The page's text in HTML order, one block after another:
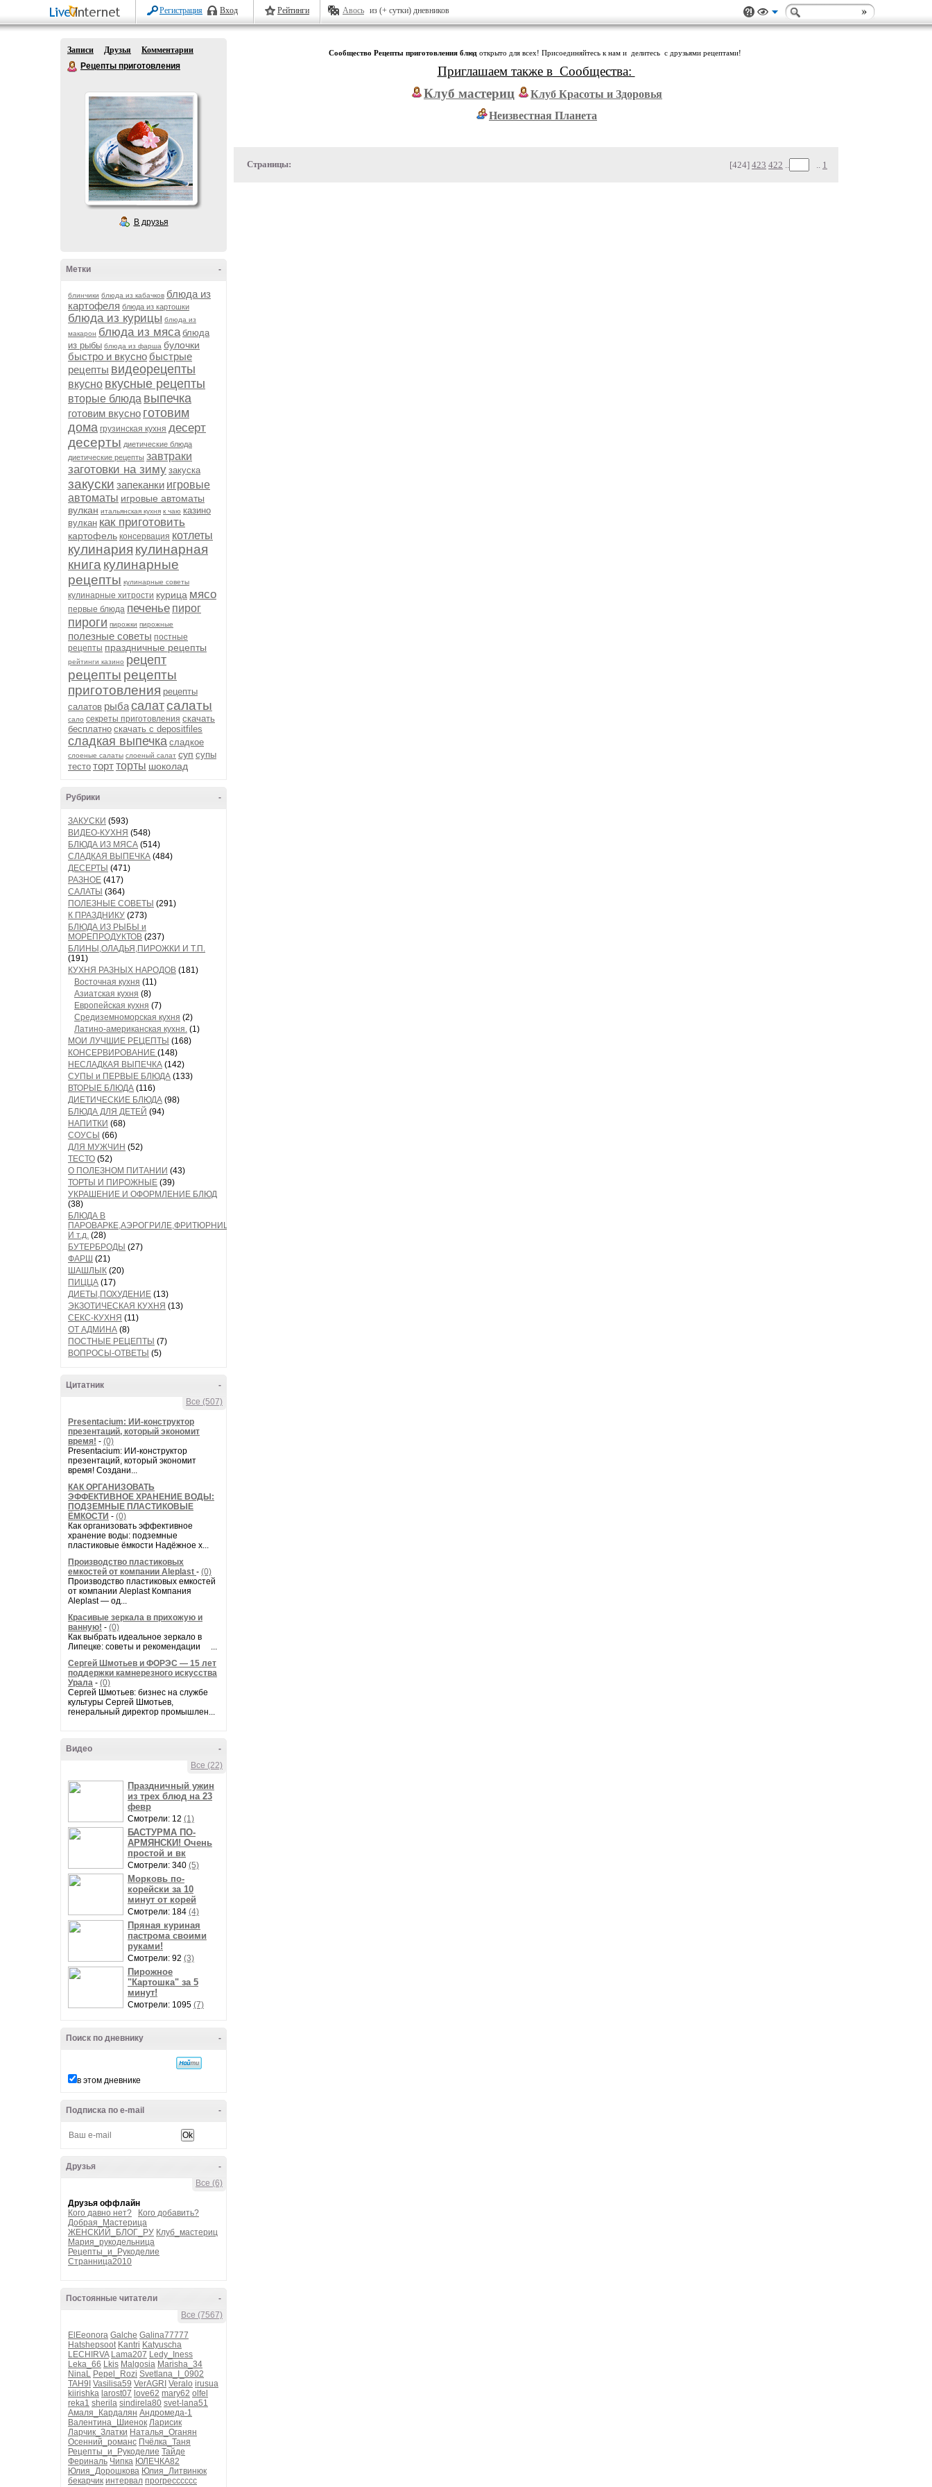
Регистрация Вход Рейтинги Авось из (+ сутки) дневников
Записи Друзья
Комментарии
Рецепты приготовления
В друзья
-
Метки
блинчики блюда из кабачков блюда из
картофеля блюда из картошки
блюда из курицы блюда из
макарон блюда из мяса блюда
из рыбы блюда из фарша булочки
быстро и вкусно быстрые
рецепты видеорецепты
вкусно вкусные рецепты
вторые блюда выпечка
готовим вкусно готовим
дома грузинская кухня десерт
десерты диетические блюда
диетические рецепты завтраки
заготовки на зиму закуска
закуски запеканки игровые
автоматы игровые автоматы
вулкан итальянская кухня к чаю казино
вулкан как приготовить
картофель консервация котлеты
кулинария кулинарная
книга кулинарные
рецепты кулинарные советы
кулинарные хитрости курица мясо
первые блюда печенье пирог
пироги пирожки пирожные
полезные советы постные
рецепты праздничные рецепты
рейтинги казино рецепт
рецепты рецепты
приготовления рецепты
салатов рыбасалатсалаты
сало секреты приготовления скачать
бесплатно скачать с depositfiles
сладкая выпечка сладкое
слоеные салаты слоеный салат суп супы
тесто тортторты шоколад
-
Рубрики
ЗАКУСКИ (593)
ВИДЕО-КУХНЯ (548)
БЛЮДА ИЗ МЯСА (514)
СЛАДКАЯ ВЫПЕЧКА (484)
ДЕСЕРТЫ (471)
РАЗНОЕ (417)
САЛАТЫ (364)
ПОЛЕЗНЫЕ СОВЕТЫ (291)
К ПРАЗДНИКУ (273)
БЛЮДА ИЗ РЫБЫ и
МОРЕПРОДУКТОВ (237)
БЛИНЫ,ОЛАДЬЯ,ПИРОЖКИ И Т.П.
(191)
КУХНЯ РАЗНЫХ НАРОДОВ (181)
Восточная кухня (11)
Азиатская кухня (8)
Европейская кухня (7)
Средиземноморская кухня (2)
Латино-американская кухня. (1)
МОИ ЛУЧШИЕ РЕЦЕПТЫ (168)
КОНСЕРВИРОВАНИЕ (148)
НЕСЛАДКАЯ ВЫПЕЧКА (142)
СУПЫ и ПЕРВЫЕ БЛЮДА (133)
ВТОРЫЕ БЛЮДА (116)
ДИЕТИЧЕСКИЕ БЛЮДА (98)
БЛЮДА ДЛЯ ДЕТЕЙ (94)
НАПИТКИ (68)
СОУСЫ (66)
ДЛЯ МУЖЧИН (52)
ТЕСТО (52)
О ПОЛЕЗНОМ ПИТАНИИ (43)
ТОРТЫ И ПИРОЖНЫЕ (39)
УКРАШЕНИЕ И ОФОРМЛЕНИЕ БЛЮД
(38)
БЛЮДА В
ПАРОВАРКЕ,АЭРОГРИЛЕ,ФРИТЮРНИЦЕ
И т.д. (28)
БУТЕРБРОДЫ (27)
ФАРШ (21)
ШАШЛЫК (20)
ПИЦЦА (17)
ДИЕТЫ,ПОХУДЕНИЕ (13)
ЭКЗОТИЧЕСКАЯ КУХНЯ (13)
СЕКС-КУХНЯ (11)
ОТ АДМИНА (8)
ПОСТНЫЕ РЕЦЕПТЫ (7)
ВОПРОСЫ-ОТВЕТЫ (5)
-
Цитатник
Все (507)
Presentacium: ИИ‑конструктор
презентаций, который экономит
время! - (0)
Presentacium: ИИ‑конструктор
презентаций, который экономит
время! Создани...
КАК ОРГАНИЗОВАТЬ
ЭФФЕКТИВНОЕ ХРАНЕНИЕ ВОДЫ:
ПОДЗЕМНЫЕ ПЛАСТИКОВЫЕ
ЁМКОСТИ - (0)
Как организовать эффективное
хранение воды: подземные
пластиковые ёмкости Надёжное х...
Производство пластиковых
емкостей от компании Aleplast - (0)
Производство пластиковых емкостей
от компании Aleplast Компания
Aleplast — од...
Красивые зеркала в прихожую и
ванную! - (0)
Как выбрать идеальное зеркало в
Липецке: советы и рекомендации ...
Сергей Шмотьев и ФОРЭС — 15 лет
поддержки камнерезного искусства
Урала - (0)
Сергей Шмотьев: бизнес на службе
культуры Сергей Шмотьев,
генеральный директор промышлен...
-
Видео
Все (22)
Праздничный ужин
из трех блюд на 23
февр
Смотрели: 12 (1)
БАСТУРМА ПО-
АРМЯНСКИ! Очень
простой и вк
Смотрели: 340 (5)
Морковь по-
корейски за 10
минут от корей
Смотрели: 184 (4)
Пряная куриная
пастрома своими
руками!
Смотрели: 92 (3)
Пирожное
"Картошка" за 5
минут!
Смотрели: 1095 (7)
-
Поиск по дневнику
в этом дневнике
-
Подписка по e-mail
-
Друзья
Все (6)
Друзья оффлайн
Кого давно нет?
Кого добавить?
Добрая_Мастерица
ЖЕНСКИЙ_БЛОГ_РУ Клуб_мастериц
Мария_рукодельница
Рецепты_и_Рукоделие
Странница2010
-
Постоянные читатели
Все (7567)
ElEeonora Galche Galina77777
Hatshepsoot Kantri Katyuscha
LECHIRVA Lama207 Ledy_Iness
Leka_66 Lkis Malgosia Marisha_34
NinaL Pepel_Rozi Svetlana_I_0902
TAH9I Vasilisa59 VerAGRI Veralo irusua
kiirishka larost07 love62 mary62 olfel
reka1 sherila sindirela80 svet-lana51
Амаля_Кардалян Андромеда-1
Валентина_Шиенок Ларисик
Ларчик_Златки Наталья_Оганян
Осенний_романс Пчёлка_Таня
Рецепты_и_Рукоделие Тайде
Фериналь Чипка ЮЛЕЧКА82
Юлия_Дорошкова Юлия_Литвинюк
бекарчик интервал прогресссссс
Сообщество Рецепты приготовления блюд открыто для всех! Присоединяйтесь к нам и делитесь с друзьями рецептами!
Приглашаем также в Сообщества:
Клуб мастериц
Клуб Красоты и Здоровья
Неизвестная Планета
Страницы: [424] 423 422 .. .. 1